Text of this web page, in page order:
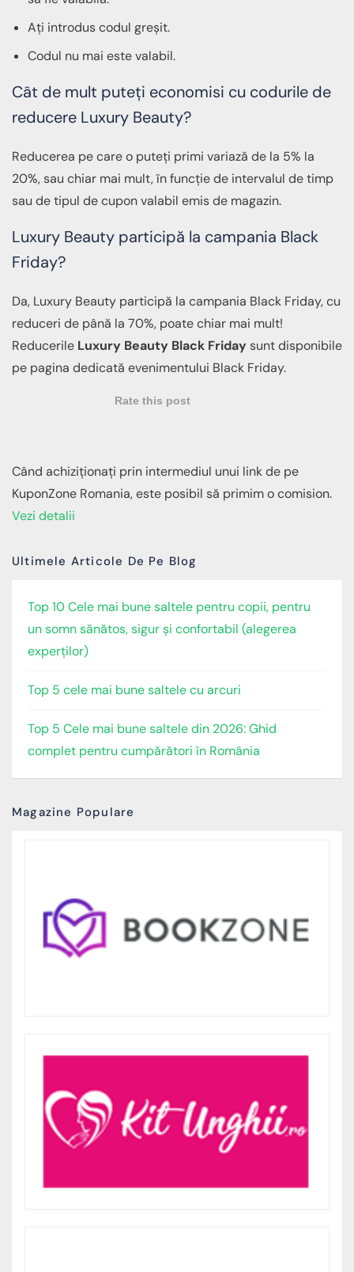
Ați introdus codul greșit.
Codul nu mai este valabil.
Cât de mult puteți economisi cu codurile de
reducere Luxury Beauty?
Reducerea pe care o puteți primi variază de la 5% la
20%, sau chiar mai mult, în funcție de intervalul de timp
sau de tipul de cupon valabil emis de magazin.
Luxury Beauty participă la campania Black
Friday?
Da, Luxury Beauty participă la campania Black Friday, cu
reduceri de până la 70%, poate chiar mai mult!
Reducerile Luxury Beauty Black Friday sunt disponibile
pe pagina dedicată evenimentului Black Friday.
Rate this post
Când achiziționați prin intermediul unui link de pe
KuponZone Romania, este posibil să primim o comision.
Vezi detalii
Ultimele Articole De Pe Blog
Top 10 Cele mai bune saltele pentru copii, pentru
un somn sănătos, sigur și confortabil (alegerea
experților)
Top 5 cele mai bune saltele cu arcuri
Top 5 Cele mai bune saltele din 2026: Ghid
complet pentru cumpărători în România
Magazine Populare